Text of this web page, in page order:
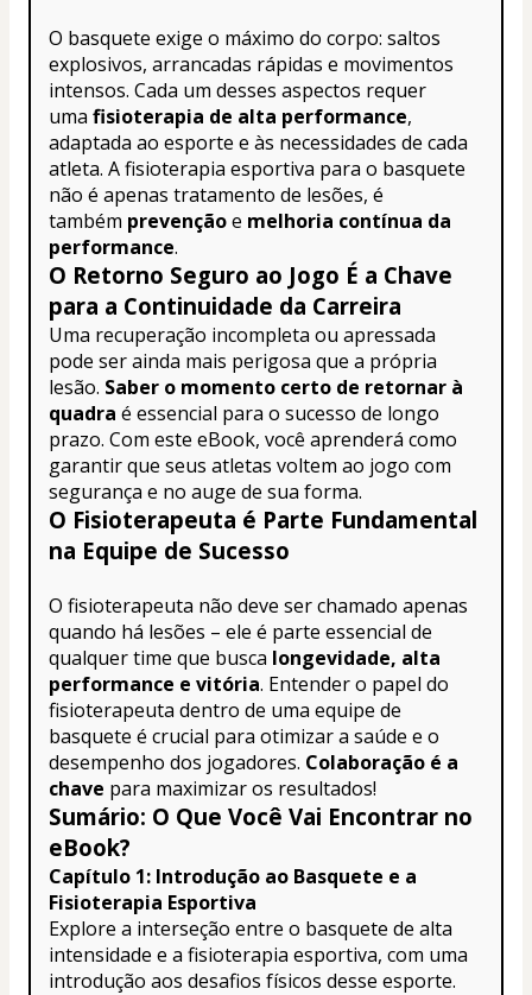
O basquete exige o máximo do corpo: saltos
explosivos, arrancadas rápidas e movimentos
intensos. Cada um desses aspectos requer
uma fisioterapia de alta performance,
adaptada ao esporte e às necessidades de cada
atleta. A fisioterapia esportiva para o basquete
não é apenas tratamento de lesões, é
também prevenção e melhoria contínua da
performance.
O Retorno Seguro ao Jogo É a Chave
para a Continuidade da Carreira
Uma recuperação incompleta ou apressada
pode ser ainda mais perigosa que a própria
lesão. Saber o momento certo de retornar à
quadra é essencial para o sucesso de longo
prazo. Com este eBook, você aprenderá como
garantir que seus atletas voltem ao jogo com
segurança e no auge de sua forma.
O Fisioterapeuta é Parte Fundamental
na Equipe de Sucesso
O fisioterapeuta não deve ser chamado apenas
quando há lesões – ele é parte essencial de
qualquer time que busca longevidade, alta
performance e vitória. Entender o papel do
fisioterapeuta dentro de uma equipe de
basquete é crucial para otimizar a saúde e o
desempenho dos jogadores. Colaboração é a
chave para maximizar os resultados!
Sumário: O Que Você Vai Encontrar no
eBook?
Capítulo 1: Introdução ao Basquete e a
Fisioterapia Esportiva
Explore a interseção entre o basquete de alta
intensidade e a fisioterapia esportiva, com uma
introdução aos desafios físicos desse esporte.